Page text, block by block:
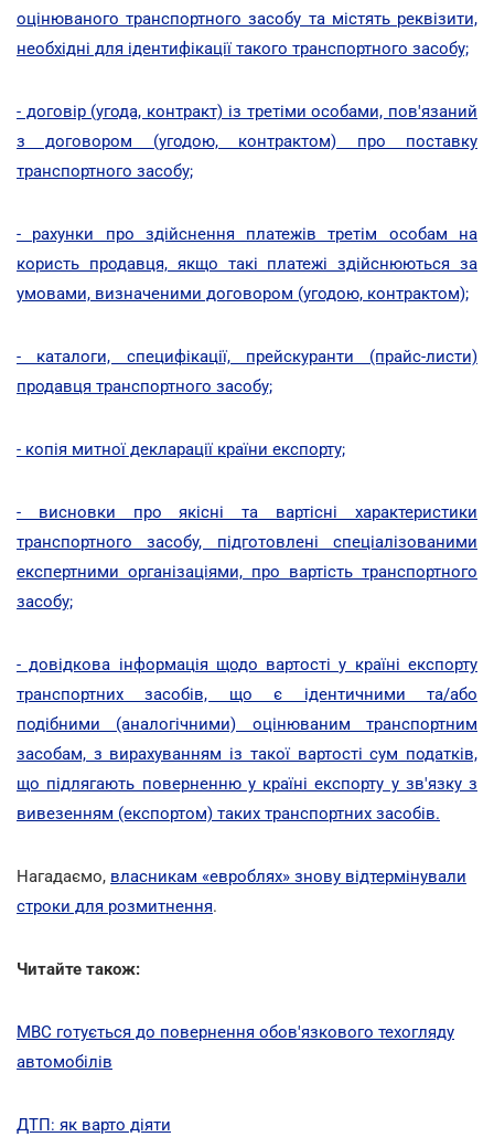
оцінюваного транспортного засобу та містять реквізити,
необхідні для ідентифікації такого транспортного засобу;
- договір (угода, контракт) із третіми особами, пов'язаний
з договором (угодою, контрактом) про поставку
транспортного засобу;
- рахунки про здійснення платежів третім особам на
користь продавця, якщо такі платежі здійснюються за
умовами, визначеними договором (угодою, контрактом);
- каталоги, специфікації, прейскуранти (прайс-листи)
продавця транспортного засобу;
- копія митної декларації країни експорту;
- висновки про якісні та вартісні характеристики
транспортного засобу, підготовлені спеціалізованими
експертними організаціями, про вартість транспортного
засобу;
- довідкова інформація щодо вартості у країні експорту
транспортних засобів, що є ідентичними та/або
подібними (аналогічними) оцінюваним транспортним
засобам, з вирахуванням із такої вартості сум податків,
що підлягають поверненню у країні експорту у зв'язку з
вивезенням (експортом) таких транспортних засобів.
Нагадаємо, власникам «евроблях» знову відтермінували
строки для розмитнення.
Читайте також:
МВС готується до повернення обов'язкового техогляду
автомобілів
ДТП: як варто діяти